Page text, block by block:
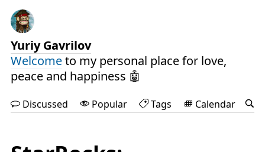
Yuriy Gavrilov
Welcometo my personal place for love,
peace and happiness 🤖
Discussed Popular Tags Calendar